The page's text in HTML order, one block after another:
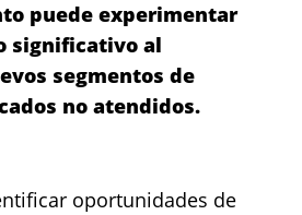
puede experimentar
significativo al
segmentos de
no atendidos.
oportunidades de